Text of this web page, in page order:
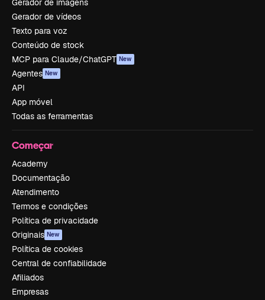
Gerador de imagens
Gerador de vídeos
Texto para voz
Conteúdo de stock
MCP para Claude/ChatGPT New
Agentes New
API
App móvel
Todas as ferramentas
Começar
Academy
Documentação
Atendimento
Termos e condições
Política de privacidade
Originais New
Política de cookies
Central de confiabilidade
Afiliados
Empresas